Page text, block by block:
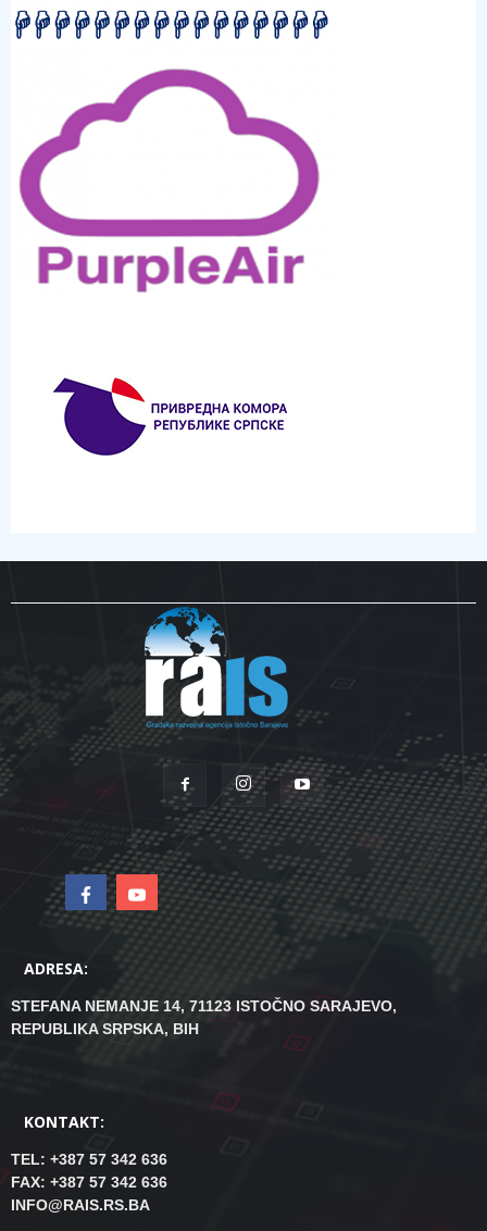
ADRESA:
STEFANA NEMANJE 14, 71123 ISTOČNO SARAJEVO,
REPUBLIKA SRPSKA, BIH
KONTAKT:
TEL: +387 57 342 636
FAX: +387 57 342 636
INFO@RAIS.RS.BA